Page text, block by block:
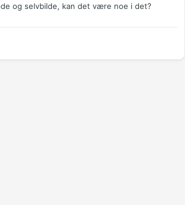
og selvbilde, kan det være noe i det?